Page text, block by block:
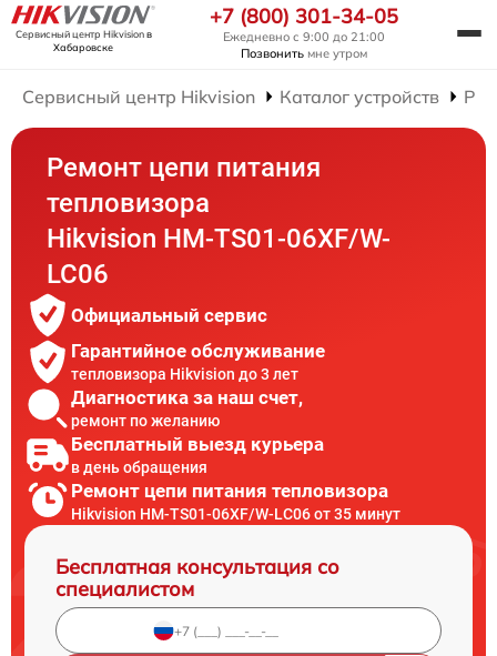
Сервисный центр Hikvisionв
Хабаровске
+7 (800) 301-34-05
Ежедневно с 9:00 до 21:00
Позвонить мне утром
Сервисный центр Hikvision Каталог устройств
Ремонт цепи питания
тепловизора
Hikvision HM-TS01-06XF/W-
LC06
Официальный сервис
Гарантийное обслуживание
тепловизора Hikvision до 3 лет
Диагностика за наш счет,
ремонт по желанию
Бесплатный выезд курьера
в день обращения
Ремонт цепи питания тепловизора
Hikvision HM-TS01-06XF/W-LC06 от 35 минут
Бесплатная консультация со
специалистом